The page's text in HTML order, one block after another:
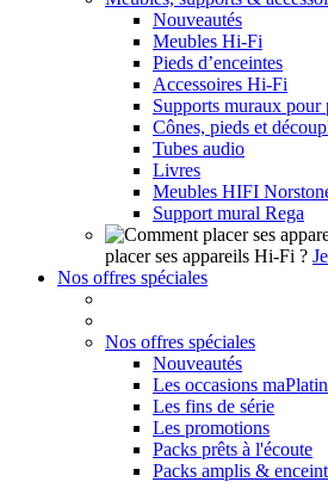
Nouveautés
Meubles Hi-Fi
Pieds d’enceintes
Accessoires Hi-Fi
Supports muraux pour
Cônes, pieds et
Tubes audio
Livres
Meubles HIFI
Support mural Rega
placer ses appareils Hi-Fi ?
Nos offres spéciales
Nos offres spéciales
Nouveautés
Les occasions
Les fins de série
Les promotions
Packs prêts à l'écoute
Packs amplis &